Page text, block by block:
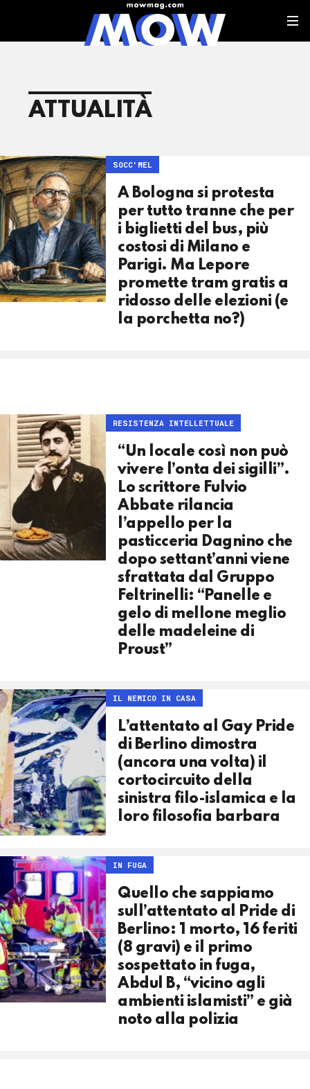
ATTUALITÀ
SOCC'MEL
A Bologna si protesta
per tutto tranne che per
i biglietti del bus, più
costosi di Milano e
Parigi. Ma Lepore
promette tram gratis a
ridosso delle elezioni (e
la porchetta no?)
RESISTENZA INTELLETTUALE
“Un locale così non può
vivere l’onta dei sigilli”.
Lo scrittore Fulvio
Abbate rilancia
l’appello per la
pasticceria Dagnino che
dopo settant’anni viene
sfrattata dal Gruppo
Feltrinelli: “Panelle e
gelo di mellone meglio
delle madeleine di
Proust”
IL NEMICO IN CASA
L’attentato al Gay Pride
di Berlino dimostra
(ancora una volta) il
cortocircuito della
sinistra filo-islamica e la
loro filosofia barbara
IN FUGA
Quello che sappiamo
sull’attentato al Pride di
Berlino: 1 morto, 16 feriti
(8 gravi) e il primo
sospettato in fuga,
Abdul B, “vicino agli
ambienti islamisti” e già
noto alla polizia